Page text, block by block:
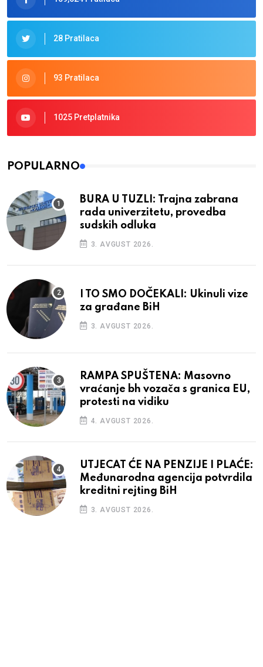
28 Pratilaca
93 Pratilaca
1025 Pretplatnika
POPULARNO
BURA U TUZLI: Trajna zabrana
rada univerzitetu, provedba
sudskih odluka
3. AVGUST 2026.
I TO SMO DOČEKALI: Ukinuli vize
za građane BiH
3. AVGUST 2026.
RAMPA SPUŠTENA: Masovno
vraćanje bh vozača s granica EU,
protesti na vidiku
4. AVGUST 2026.
UTJECAT ĆE NA PENZIJE I PLAĆE:
Međunarodna agencija potvrdila
kreditni rejting BiH
3. AVGUST 2026.